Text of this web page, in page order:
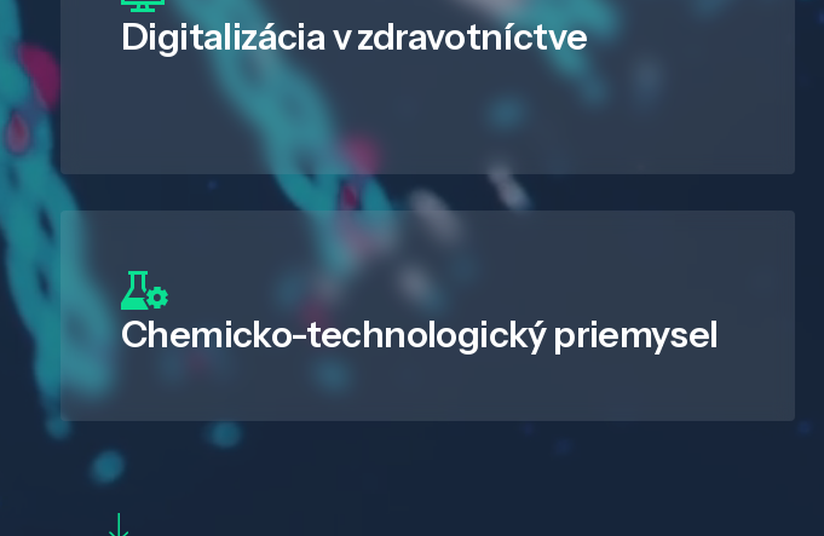
Digitalizáciav zdravotníctve
Chemicko-technologický priemysel